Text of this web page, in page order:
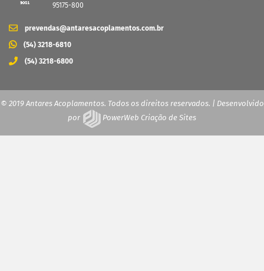
95175-800
prevendas@antaresacoplamentos.com.br
(54) 3218-6810
(54) 3218-6800
© 2019 Antares Acoplamentos. Todos os direitos reservados. | Desenvolvido
por
PowerWeb Criação de Sites